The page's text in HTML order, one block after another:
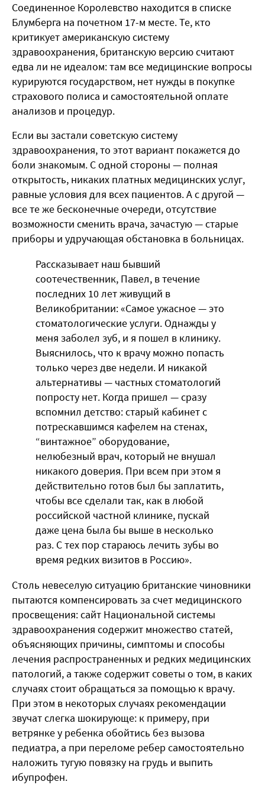
Соединенное Королевство находится в списке
Блумберга на почетном 17-м месте. Те, кто
критикует американскую систему
здравоохранения, британскую версию считают
едва ли не идеалом: там все медицинские вопросы
курируются государством, нет нужды в покупке
страхового полиса и самостоятельной оплате
анализов и процедур.
Если вы застали советскую систему
здравоохранения, то этот вариант покажется до
боли знакомым. С одной стороны — полная
открытость, никаких платных медицинских услуг,
равные условия для всех пациентов. А с другой —
все те же бесконечные очереди, отсутствие
возможности сменить врача, зачастую — старые
приборы и удручающая обстановка в больницах.
Рассказывает наш бывший
соотечественник, Павел, в течение
последних 10 лет живущий в
Великобритании: «Самое ужасное — это
стоматологические услуги. Однажды у
меня заболел зуб, и я пошел в клинику.
Выяснилось, что к врачу можно попасть
только через две недели. И никакой
альтернативы — частных стоматологий
попросту нет. Когда пришел — сразу
вспомнил детство: старый кабинет с
потрескавшимся кафелем на стенах,
“винтажное” оборудование,
нелюбезный врач, который не внушал
никакого доверия. При всем при этом я
действительно готов был бы заплатить,
чтобы все сделали так, как в любой
российской частной клинике, пускай
даже цена была бы выше в несколько
раз. С тех пор стараюсь лечить зубы во
время редких визитов в Россию».
Столь невеселую ситуацию британские чиновники
пытаются компенсировать за счет медицинского
просвещения: сайт Национальной системы
здравоохранения содержит множество статей,
объясняющих причины, симптомы и способы
лечения распространенных и редких медицинских
патологий, а также содержит советы о том, в каких
случаях стоит обращаться за помощью к врачу.
При этом в некоторых случаях рекомендации
звучат слегка шокирующе: к примеру, при
ветрянке у ребенка обойтись без вызова
педиатра, а при переломе ребер самостоятельно
наложить тугую повязку на грудь и выпить
ибупрофен.